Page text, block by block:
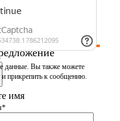
данные. Вы также можете
прикрепить к сообщению.
имя